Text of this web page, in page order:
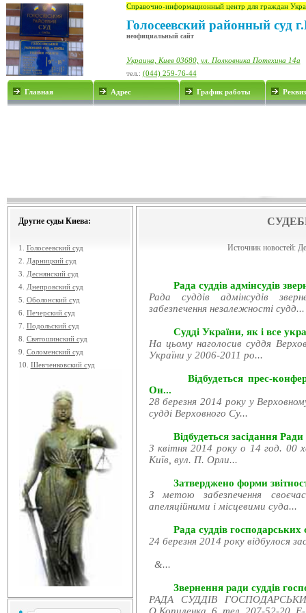
Справочно-информационный центр для граждан
Голосеевский районный суд
неофициальный сайт
Украина, Киев 03680, ул. Полковника Потехина 14а
тел.: (044) 259-76-44
Главная Адрес График работы
Другие суды Киева:
1. Голосеевский суд
2.
Дарницкий суд
3.
Деснянский суд
4. Днепровский суд
5. Оболонский суд
6. Печерский суд
7. Подольский суд
8. Святошинский суд
9. Соломенский суд
10. Шевченковский суд
Источник новостей:
Рада суддів адмінсудів
Рада суддів адмінсудів
забезпечення незалежності судд...
Судді України, як і все
На цьому наголосив суддя
України у 2006-2011 ро...
Відбудеться прес-
Он...
28 березня 2014 року у
судді Верховного Су...
Відбудеться засідання
3 квітня 2014 року о 14 год. 00
Київ, вул. П. Орли...
Затверджено форми
З метою забезпечення
апеляційними і місцевими суда...
Рада суддів господарських
24 березня 2014 року відбулося
&...
Звернення ради суддів
РАДА СУДДІВ